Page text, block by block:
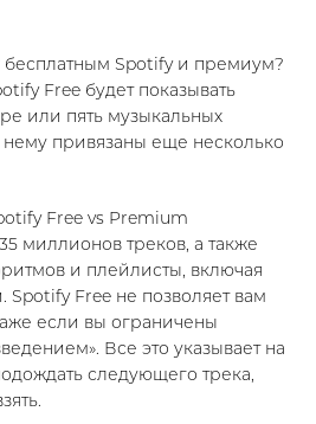
Spotify и премиум?
Free будет показывать
или пять музыкальных
привязаны еще несколько
Free vs Premium
миллионов треков, а также
и плейлисты, включая
Spotify Free не позволяет вам
если вы ограничены
Все это указывает на
следующего трека,